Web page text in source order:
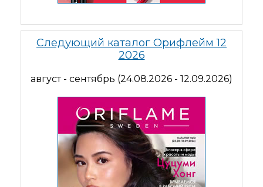
Следующий каталог Орифлейм 12
2026
август - сентябрь (24.08.2026 - 12.09.2026)